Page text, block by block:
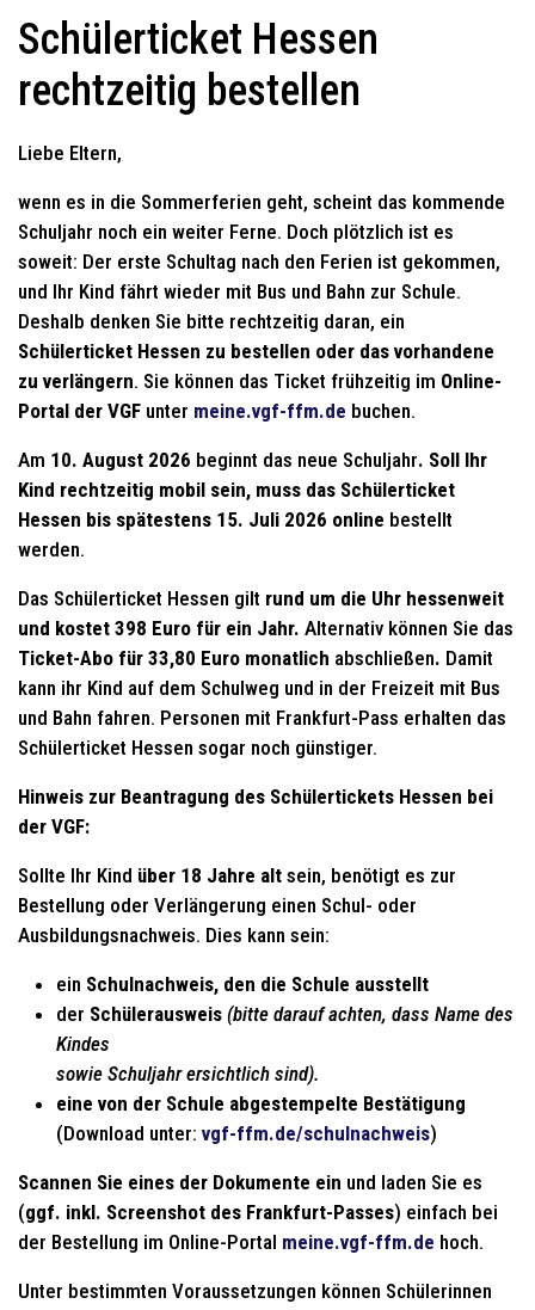
Schülerticket Hessen
rechtzeitig bestellen
Liebe Eltern,
wenn es in die Sommerferien geht, scheint das kommende
Schuljahr noch ein weiter Ferne. Doch plötzlich ist es
soweit: Der erste Schultag nach den Ferien ist gekommen,
und Ihr Kind fährt wieder mit Bus und Bahn zur Schule.
Deshalb denken Sie bitte rechtzeitig daran, ein
Schülerticket Hessen zu bestellen oder das vorhandene
zu verlängern. Sie können das Ticket frühzeitig im Online-
Portal der VGF unter meine.vgf-ffm.de buchen.
Am 10. August 2026 beginnt das neue Schuljahr. Soll Ihr
Kind rechtzeitig mobil sein, muss das Schülerticket
Hessen bis spätestens 15. Juli 2026 online bestellt
werden.
Das Schülerticket Hessen gilt rund um die Uhr hessenweit
und kostet 398 Euro für ein Jahr. Alternativ können Sie das
Ticket-Abo für 33,80 Euro monatlich abschließen. Damit
kann ihr Kind auf dem Schulweg und in der Freizeit mit Bus
und Bahn fahren. Personen mit Frankfurt-Pass erhalten das
Schülerticket Hessen sogar noch günstiger.
Hinweis zur Beantragung des Schülertickets Hessen bei
der VGF:
Sollte Ihr Kind über 18 Jahre alt sein, benötigt es zur
Bestellung oder Verlängerung einen Schul- oder
Ausbildungsnachweis. Dies kann sein:
ein Schulnachweis, den die Schule ausstellt
der Schülerausweis (bitte darauf achten, dass Name des
Kindes
sowie Schuljahr ersichtlich sind).
eine von der Schule abgestempelte Bestätigung
(Download unter: vgf-ffm.de/schulnachweis)
Scannen Sie eines der Dokumente ein und laden Sie es
(ggf. inkl. Screenshot des Frankfurt-Passes) einfach bei
der Bestellung im Online-Portal meine.vgf-ffm.de hoch.
Unter bestimmten Voraussetzungen können Schülerinnen